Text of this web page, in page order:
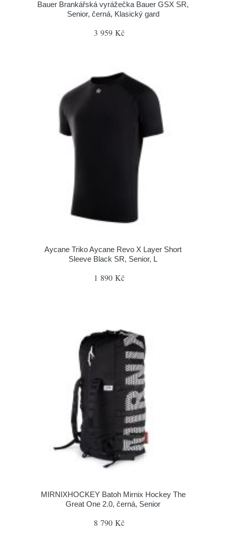
Bauer Brankářská vyrážečka Bauer GSX SR,
Senior, černá, Klasický gard
3 959 Kč
Aycane Triko Aycane Revo X Layer Short
Sleeve Black SR, Senior, L
1 890 Kč
MIRNIXHOCKEY Batoh Mirnix Hockey The
Great One 2.0, černá, Senior
8 790 Kč